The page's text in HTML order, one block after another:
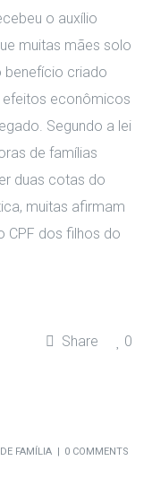
o auxílio
muitas mães solo
criado
econômicos
Segundo a lei
de famílias
duas cotas do
muitas afirmam
CPF dos filhos do
Share 0
FAMÍLIA 0 COMMENTS